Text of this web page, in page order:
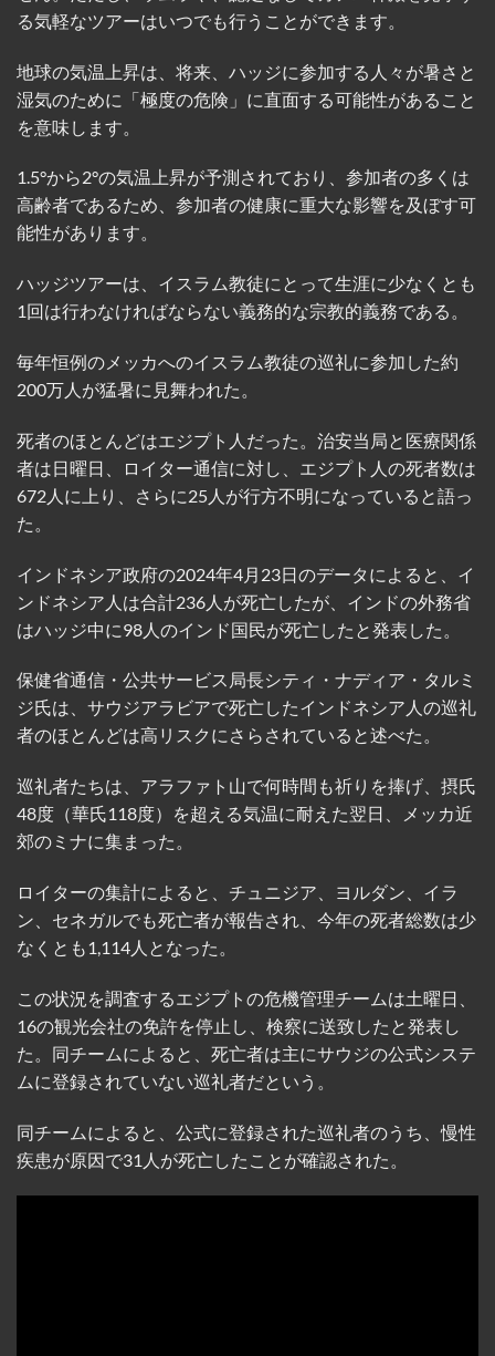
る気軽なツアーはいつでも行うことができます。
地球の気温上昇は、将来、ハッジに参加する人々が暑さと
湿気のために「極度の危険」に直面する可能性があること
を意味します。
1.5°から2°の気温上昇が予測されており、参加者の多くは
高齢者であるため、参加者の健康に重大な影響を及ぼす可
能性があります。
ハッジツアーは、イスラム教徒にとって生涯に少なくとも
1回は行わなければならない義務的な宗教的義務である。
毎年恒例のメッカへのイスラム教徒の巡礼に参加した約
200万人が猛暑に見舞われた。
死者のほとんどはエジプト人だった。治安当局と医療関係
者は日曜日、ロイター通信に対し、エジプト人の死者数は
672人に上り、さらに25人が行方不明になっていると語っ
た。
インドネシア政府の2024年4月23日のデータによると、イ
ンドネシア人は合計236人が死亡したが、インドの外務省
はハッジ中に98人のインド国民が死亡したと発表した。
保健省通信・公共サービス局長シティ・ナディア・タルミ
ジ氏は、サウジアラビアで死亡したインドネシア人の巡礼
者のほとんどは高リスクにさらされていると述べた。
巡礼者たちは、アラファト山で何時間も祈りを捧げ、摂氏
48度（華氏118度）を超える気温に耐えた翌日、メッカ近
郊のミナに集まった。
ロイターの集計によると、チュニジア、ヨルダン、イラ
ン、セネガルでも死亡者が報告され、今年の死者総数は少
なくとも1,114人となった。
この状況を調査するエジプトの危機管理チームは土曜日、
16の観光会社の免許を停止し、検察に送致したと発表し
た。同チームによると、死亡者は主にサウジの公式システ
ムに登録されていない巡礼者だという。
同チームによると、公式に登録された巡礼者のうち、慢性
疾患が原因で31人が死亡したことが確認された。